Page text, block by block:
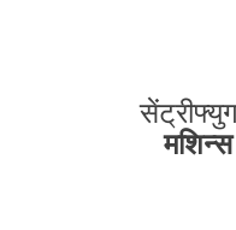
मशिन्स